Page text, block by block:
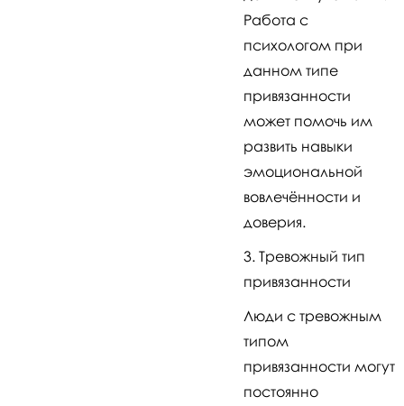
Работа с
психологом при
данном типе
привязанности
может помочь им
развить навыки
эмоциональной
вовлечённости и
доверия.
Тревожный тип
привязанности
Люди с тревожным
типом
привязанности могут
постоянно